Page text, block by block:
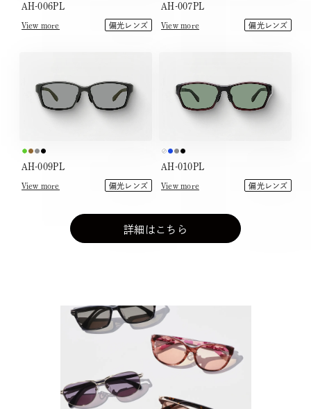
AH-006PL
View more 偏光レンズ
AH-007PL
View more 偏光レンズ
AH-009PL
View more 偏光レンズ
AH-010PL
View more 偏光レンズ
詳細はこちら